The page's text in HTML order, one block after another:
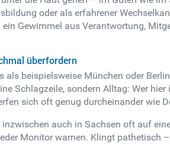
oder als erfahrener
Gewimmel aus Verantwortung,
überfordern
als beispielsweise München oder
Schlagzeile, sondern Alltag: Wer
sich oft genug durcheinander wie
auch in Sachsen oft auf
Monitor warnen. Klingt